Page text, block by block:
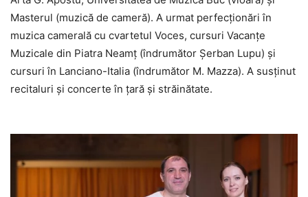
Masterul (muzică de cameră). A urmat perfecționări în
muzica camerală cu cvartetul Voces, cursuri Vacanțe
Muzicale din Piatra Neamț (îndrumător Șerban Lupu) și
cursuri în Lanciano-Italia (îndrumător M. Mazza). A susținut
recitaluri și concerte în țară și străinătate.